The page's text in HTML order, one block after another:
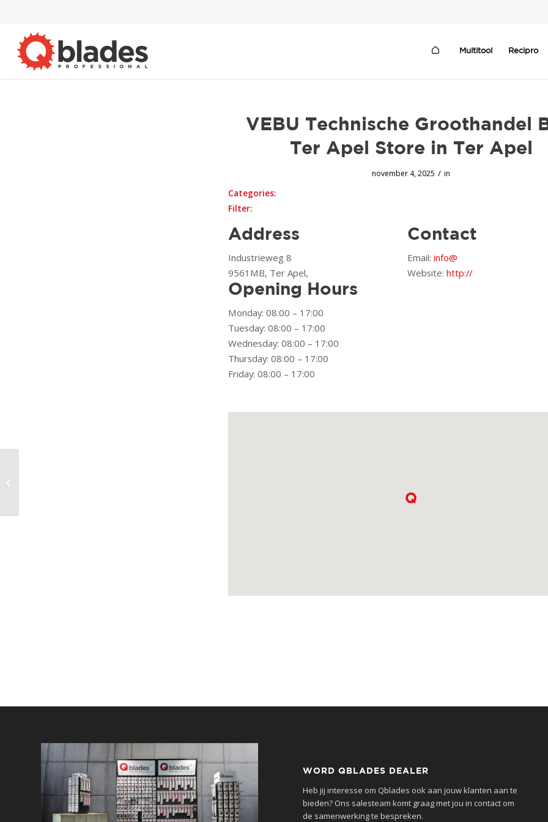
Multitool Recipro
VEBU Technische Groothandel
Ter Apel Store in Ter Apel
november 4, 2025 / in
Categories:
Filter:
Address
Industrieweg 8
9561MB, Ter Apel,
Contact
Email: info@
Website: http://
Opening Hours
Monday: 08:00 – 17:00
Tuesday: 08:00 – 17:00
Wednesday: 08:00 – 17:00
Thursday: 08:00 – 17:00
Friday: 08:00 – 17:00
WORD QBLADES DEALER
Heb jij interesse om Qblades ook aan jouw klanten aan te
bieden? Ons salesteam komt graag met jou in contact om
de samenwerking te bespreken.